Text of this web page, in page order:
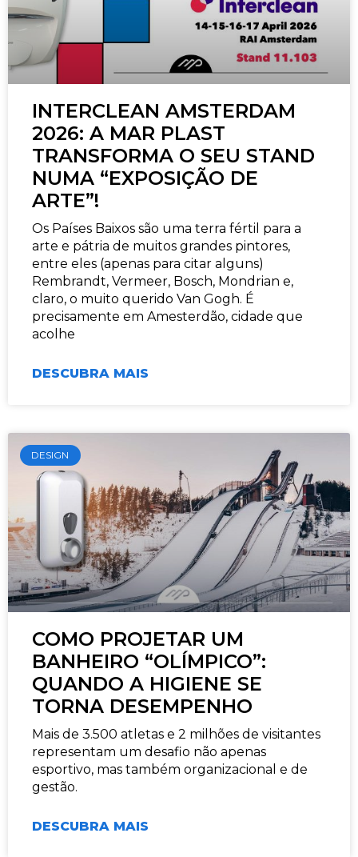
INTERCLEAN AMSTERDAM
2026: A MAR PLAST
TRANSFORMA O SEU STAND
NUMA “EXPOSIÇÃO DE
ARTE”!
Os Países Baixos são uma terra fértil para a
arte e pátria de muitos grandes pintores,
entre eles (apenas para citar alguns)
Rembrandt, Vermeer, Bosch, Mondrian e,
claro, o muito querido Van Gogh. É
precisamente em Amesterdão, cidade que
acolhe
DESCUBRA MAIS
DESIGN
COMO PROJETAR UM
BANHEIRO “OLÍMPICO”:
QUANDO A HIGIENE SE
TORNA DESEMPENHO
Mais de 3.500 atletas e 2 milhões de visitantes
representam um desafio não apenas
esportivo, mas também organizacional e de
gestão.
DESCUBRA MAIS